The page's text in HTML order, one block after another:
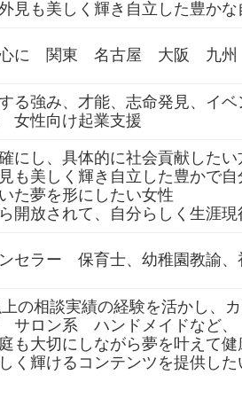
見も美しく輝き自立した豊か
心に 関東 名古屋 大阪 九州
する強み、才能、志命発見
女性向け起業支援
にし、具体的に社会貢献したい
も美しく輝き自立した豊かで
た夢を形にしたい女性
開放されて、自分らしく生涯
セラー 保育士、幼稚園教諭、
上の相談実績の経験を活かし
サロン系 ハンドメイドなど、
も大切にしながら夢を叶えて
く輝けるコンテンツを提供し